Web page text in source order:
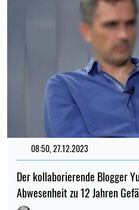
08:50, 27.12.2023
Der kollaborierende Blogger
Abwesenheit zu 12 Jahren